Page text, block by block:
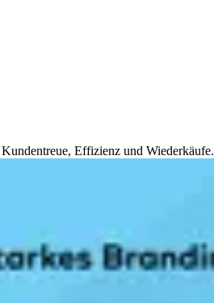
Effizienz und Wiederkäufe.